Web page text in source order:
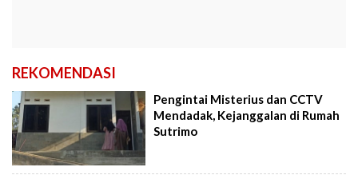
REKOMENDASI
Pengintai Misterius dan CCTV
Mendadak, Kejanggalan di Rumah
Sutrimo